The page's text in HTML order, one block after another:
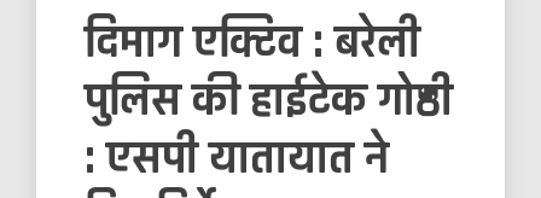
दिमाग एक्टिव : बरेली
पुलिस की हाईटेक गोष्ठी
: एसपी यातायात ने